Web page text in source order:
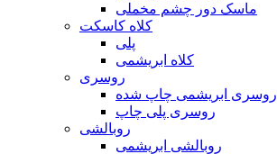
ماسک دور چشم مخملی
کلاه کاسکت
پلی
کلاه ابریشمی
روسری
روسری ابریشمی چاپ شده
روسری پلی چاپ
روبالشی
روبالشی ابریشمی